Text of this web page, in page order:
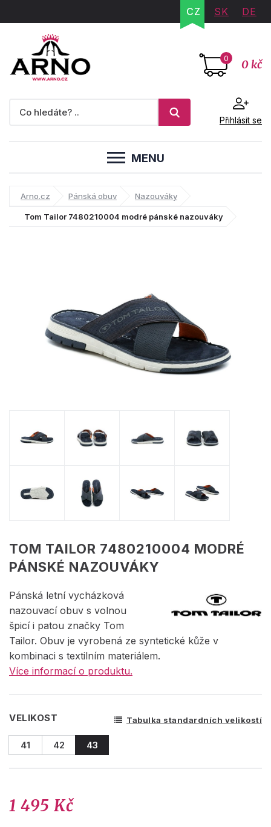
CZ SK DE
0 0 kč
Přihlásit se
MENU
Arno.cz Pánská obuv Nazouváky
Tom Tailor 7480210004 modré pánské nazouváky
TOM TAILOR 7480210004 MODRÉ
PÁNSKÉ NAZOUVÁKY
Pánská letní vycházková
nazouvací obuv s volnou
špicí i patou značky Tom
Tailor. Obuv je vyrobená ze syntetické kůže v
kombinaci s textilním materiálem.
Více informací o produktu.
VELIKOST Tabulka standardních velikostí
41 42 43
1 495 Kč